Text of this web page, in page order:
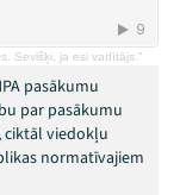
Sevišķi, ja esi vadītājs."
pasākumu
par pasākumu
ciktāl viedokļu
normatīvajiem